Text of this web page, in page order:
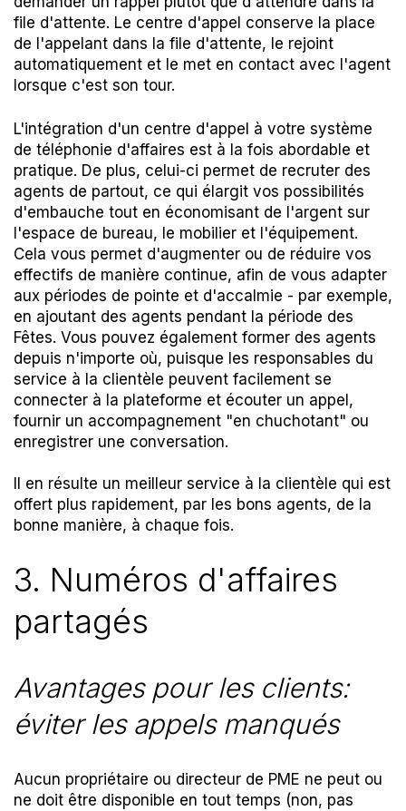
file d'attente. Le centre d'appel conserve la place
de l'appelant dans la file d'attente, le rejoint
automatiquement et le met en contact avec l'agent
lorsque c'est son tour.
L'intégration d'un centre d'appel à votre système
de téléphonie d'affaires est à la fois abordable et
pratique. De plus, celui-ci permet de recruter des
agents de partout, ce qui élargit vos possibilités
d'embauche tout en économisant de l'argent sur
l'espace de bureau, le mobilier et l'équipement.
Cela vous permet d'augmenter ou de réduire vos
effectifs de manière continue, afin de vous adapter
aux périodes de pointe et d'accalmie - par exemple,
en ajoutant des agents pendant la période des
Fêtes. Vous pouvez également former des agents
depuis n'importe où, puisque les responsables du
service à la clientèle peuvent facilement se
connecter à la plateforme et écouter un appel,
fournir un accompagnement "en chuchotant" ou
enregistrer une conversation.
Il en résulte un meilleur service à la clientèle qui est
offert plus rapidement, par les bons agents, de la
bonne manière, à chaque fois.
3. Numéros d'affaires
partagés
Avantages pour les clients:
éviter les appels manqués
Aucun propriétaire ou directeur de PME ne peut ou
ne doit être disponible en tout temps (non, pas